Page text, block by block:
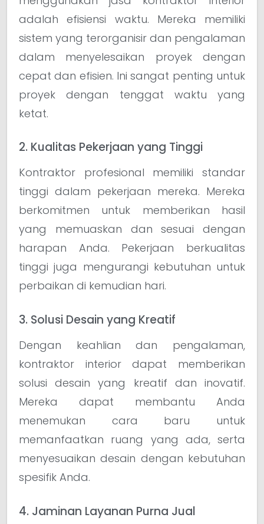
adalah efisiensi waktu. Mereka memiliki
sistem yang terorganisir dan pengalaman
dalam menyelesaikan proyek dengan
cepat dan efisien. Ini sangat penting untuk
proyek dengan tenggat waktu yang
ketat.
2. Kualitas Pekerjaan yang Tinggi
Kontraktor profesional memiliki standar
tinggi dalam pekerjaan mereka. Mereka
berkomitmen untuk memberikan hasil
yang memuaskan dan sesuai dengan
harapan Anda. Pekerjaan berkualitas
tinggi juga mengurangi kebutuhan untuk
perbaikan di kemudian hari.
3. Solusi Desain yang Kreatif
Dengan keahlian dan pengalaman,
kontraktor interior dapat memberikan
solusi desain yang kreatif dan inovatif.
Mereka dapat membantu Anda
menemukan cara baru untuk
memanfaatkan ruang yang ada, serta
menyesuaikan desain dengan kebutuhan
spesifik Anda.
4. Jaminan Layanan Purna Jual